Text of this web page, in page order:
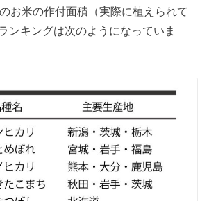
お米の作付面積（実際に植えられて
ンキングは次のようになっていま